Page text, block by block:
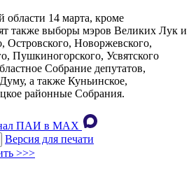
14 марта, кроме
также выборы мэров Великих Лук и
Островского, Новоржевского,
Пушкиногорского, Усвятского
Собрание депутатов,
а также Куньинское,
районные Собрания.
ПАИ в MAХ
Версия для печати
>>>